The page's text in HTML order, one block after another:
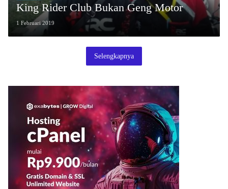
King Rider Club Bukan Geng Motor
1 Februari 2019
Selengkapnya